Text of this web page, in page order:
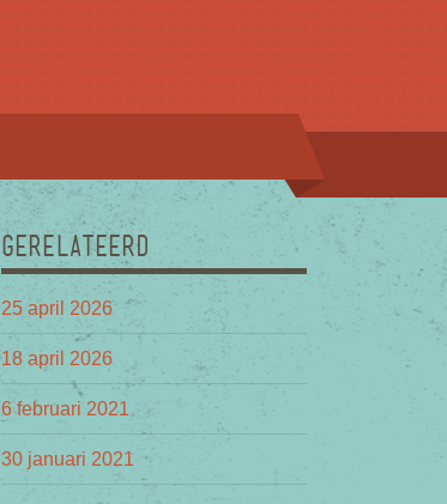
GERELATEERD
25 april 2026
18 april 2026
6 februari 2021
30 januari 2021